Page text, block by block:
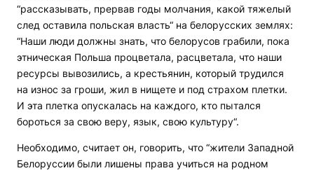
“рассказывать, прервав годы молчания, какой тяжелый
след оставила польская власть“ на белорусских землях:
“Наши люди должны знать, что белорусов грабили, пока
этническая Польша процветала, расцветала, что наши
ресурсы вывозились, а крестьянин, который трудился
на износ за гроши, жил в нищете и под страхом плетки.
И эта плетка опускалась на каждого, кто пытался
бороться за свою веру, язык, свою культуру“.
Необходимо, считает он, говорить, что “жители Западной
Белоруссии были лишены права учиться на родном